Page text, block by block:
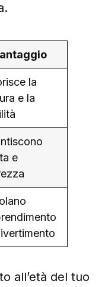
la
e la
e
all’età del tuo